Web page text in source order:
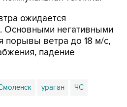
порывы ветра до 18 м/с,
падение